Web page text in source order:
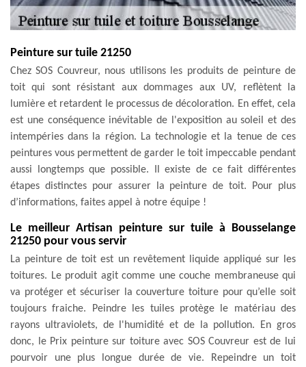
Peinture sur tuile 21250
Chez SOS Couvreur, nous utilisons les produits de peinture de
toit qui sont résistant aux dommages aux UV, reflètent la
lumière et retardent le processus de décoloration. En effet, cela
est une conséquence inévitable de l'exposition au soleil et des
intempéries dans la région. La technologie et la tenue de ces
peintures vous permettent de garder le toit impeccable pendant
aussi longtemps que possible. Il existe de ce fait différentes
étapes distinctes pour assurer la peinture de toit. Pour plus
d’informations, faites appel à notre équipe !
Le meilleur Artisan peinture sur tuile à Bousselange
21250 pour vous servir
La peinture de toit est un revêtement liquide appliqué sur les
toitures. Le produit agit comme une couche membraneuse qui
va protéger et sécuriser la couverture toiture pour qu’elle soit
toujours fraiche. Peindre les tuiles protège le matériau des
rayons ultraviolets, de l'humidité et de la pollution. En gros
donc, le Prix peinture sur toiture avec SOS Couvreur est de lui
pourvoir une plus longue durée de vie. Repeindre un toit